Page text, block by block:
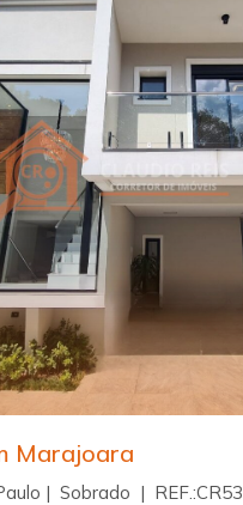
Marajoara
| Sobrado | REF.:CR53